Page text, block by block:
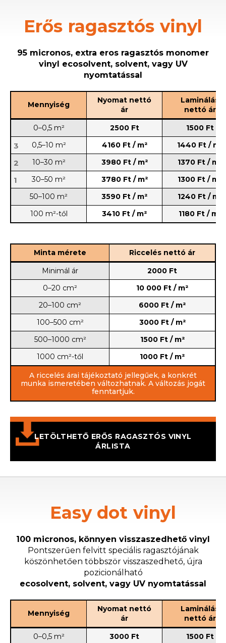
Erős ragasztós vinyl
95 micronos, extra eros ragasztós monomer
vinyl ecosolvent, solvent, vagy UV
nyomtatással
Mennyiség
Nyomat nettó
ár
Laminálás
nettó ár
0–0,5 m²
2500 Ft 1500 Ft
3 0,5–10 m² 4160 Ft / m² 1440 Ft / m²
2 10–30 m² 3980 Ft / m² 1370 Ft / m²
1 30–50 m² 3780 Ft / m²
1300 Ft / m²
50–100 m²
3590 Ft / m²
1240 Ft / m²
100 m²-től
3410 Ft / m² 1180 Ft / m²
Minta mérete
Riccelés nettó ár
Minimál ár
2000 Ft
0–20 cm²
10 000 Ft / m²
20–100 cm²
6000 Ft / m²
100–500 cm²
3000 Ft / m²
500–1000 cm²
1500 Ft / m²
1000 cm²-től
1000 Ft / m²
A riccelés árai tájékoztató jellegűek, a konkrét
munka ismeretében változhatnak. A változás jogát
fenntartjuk.
LETÖLTHETŐ ERŐS RAGASZTÓS VINYL
ÁRLISTA
Easy dot vinyl
100 micronos, könnyen visszaszedhető vinyl
Pontszerűen felvitt speciális ragasztójának
köszönhetően többször visszaszedhető, újra
pozicionálható
ecosolvent, solvent, vagy UV nyomtatással
Mennyiség
Nyomat nettó
ár
Laminálás
nettó ár
0–0,5 m²
3000 Ft 1500 Ft